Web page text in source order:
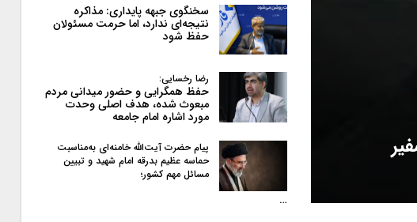
سخنگوی جبهه پایداری: مذاکره
نتیجه‌ای ندارد، اما حرمت مسئولان
حفظ شود
رضا رخسایی:
حفظ همگرایی و حضور میدانی مردم
مبعوث شده، هدف اصلی وحدت
مورد اشاره امام جامعه
پیام حضرت آیت‌الله خامنه‌ای به‌مناسبت
حماسه عظیم بدرقه امام شهید و تبیین
مسائل مهم کشور؛
…